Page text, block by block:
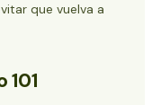
que vuelva a